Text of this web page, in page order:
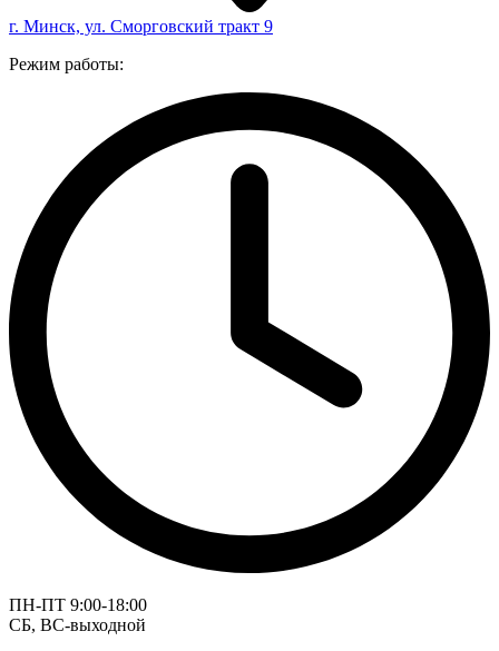
г. Минск, ул. Сморговский тракт 9
Режим работы:
ПН-ПТ 9:00-18:00
СБ, ВС-выходной